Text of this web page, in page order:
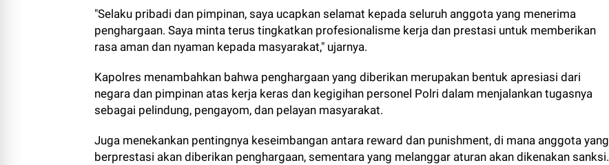
"Selaku pribadi dan pimpinan, saya ucapkan selamat kepada seluruh anggota yang menerima
penghargaan. Saya minta terus tingkatkan profesionalisme kerja dan prestasi untuk memberikan
rasa aman dan nyaman kepada masyarakat," ujarnya.
Kapolres menambahkan bahwa penghargaan yang diberikan merupakan bentuk apresiasi dari
negara dan pimpinan atas kerja keras dan kegigihan personel Polri dalam menjalankan tugasnya
sebagai pelindung, pengayom, dan pelayan masyarakat.
Juga menekankan pentingnya keseimbangan antara reward dan punishment, di mana anggota yang
berprestasi akan diberikan penghargaan, sementara yang melanggar aturan akan dikenakan sanksi.